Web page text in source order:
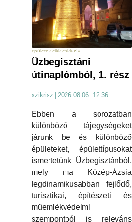
épületek cikk exkluzív
Üzbegisztáni
útinaplómból, 1. rész
szikrisz 2026.08.06. 12:36
Ebben a sorozatban
különböző tájegységeket
járunk be és különböző
épületeket, épülettípusokat
ismertetünk Üzbegisztánból,
mely ma Közép-Ázsia
legdinamikusabban fejlődő,
turisztikai, építészeti és
műemlékvédelmi
szempontból is releváns